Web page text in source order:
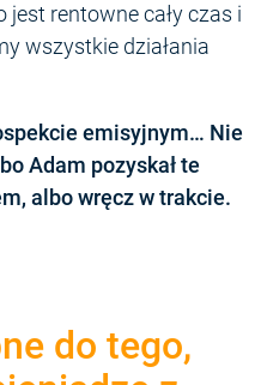
jest rentowne cały czas i
wszystkie działania
emisyjnym… Nie
Adam pozyskał te
albo wręcz w trakcie.
do tego,